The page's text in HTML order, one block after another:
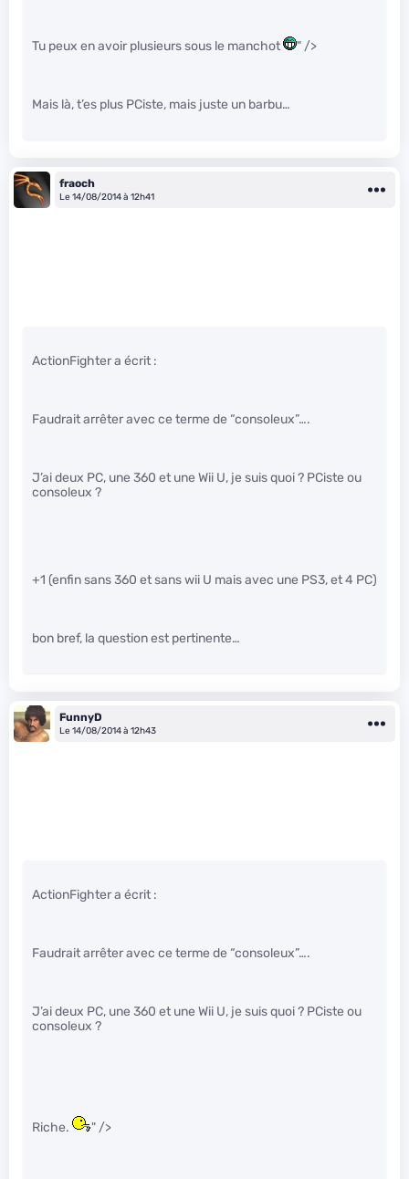
Tu peux en avoir plusieurs sous le manchot " />
Mais là, t’es plus PCiste, mais juste un barbu…
fraoch
Le 14/08/2014 à 12h41
ActionFighter a écrit :
Faudrait arrêter avec ce terme de “consoleux”….
J’ai deux PC, une 360 et une Wii U, je suis quoi ? PCiste ou
consoleux ?
+1 (enfin sans 360 et sans wii U mais avec une PS3, et 4 PC)
bon bref, la question est pertinente…
FunnyD
Le 14/08/2014 à 12h43
ActionFighter a écrit :
Faudrait arrêter avec ce terme de “consoleux”….
J’ai deux PC, une 360 et une Wii U, je suis quoi ? PCiste ou
consoleux ?
Riche. " />